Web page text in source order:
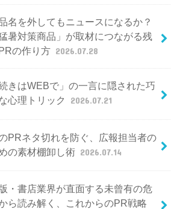
名を外してもニュースになるか？
猛暑対策商品」が取材につながる残
の作り方 2026.07.28
続きはWEBで」の一言に隠された巧
心理トリック
2026.07.21
PRネタ切れを防ぐ、広報担当者の
の素材棚卸し術 2026.07.14
・書店業界が直面する未曾有の危
ら読み解く、これからのPR戦略